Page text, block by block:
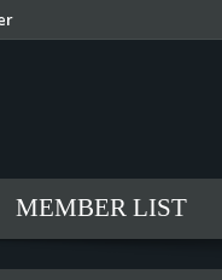
MEMBER LIST